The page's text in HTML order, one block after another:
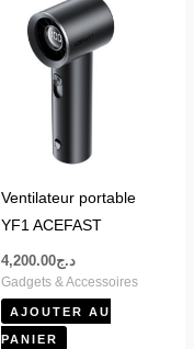
Ventilateur portable
YF1 ACEFAST
د.ج4,200.00
Gadgets & Accessoires
AJOUTER AU
PANIER